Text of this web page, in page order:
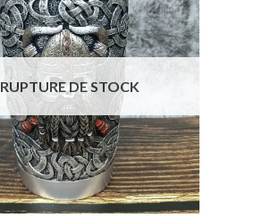
RUPTURE DE STOCK